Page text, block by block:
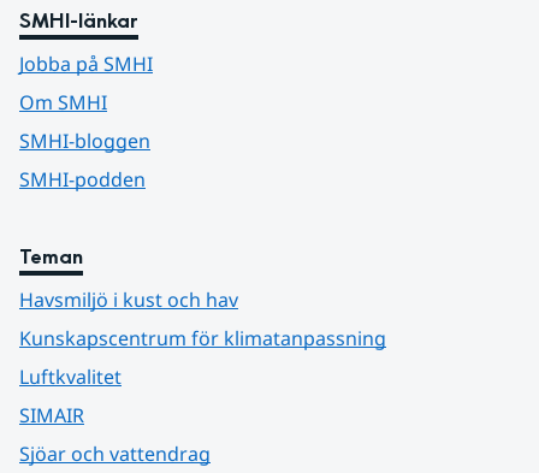
SMHI-länkar
Jobba på SMHI
Om SMHI
SMHI-bloggen
SMHI-podden
Teman
Havsmiljö i kust och hav
Kunskapscentrum för klimatanpassning
Luftkvalitet
SIMAIR
Sjöar och vattendrag